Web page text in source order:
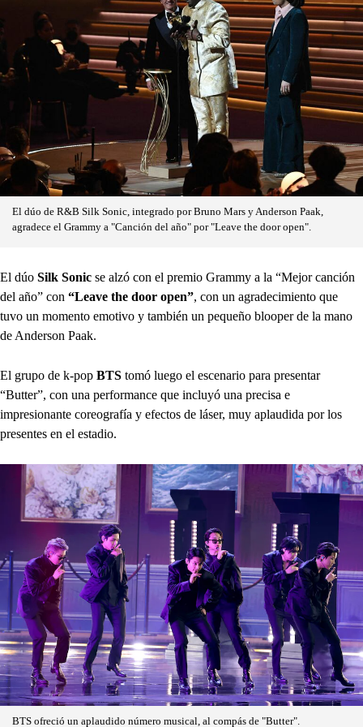
El dúo de R&B Silk Sonic, integrado por Bruno Mars y Anderson Paak,
agradece el Grammy a "Canción del año" por "Leave the door open".
El dúo Silk Sonic se alzó con el premio Grammy a la “Mejor canción
del año” con “Leave the door open”, con un agradecimiento que
tuvo un momento emotivo y también un pequeño blooper de la mano
de Anderson Paak.
El grupo de k-pop BTS tomó luego el escenario para presentar
“Butter”, con una performance que incluyó una precisa e
impresionante coreografía y efectos de láser, muy aplaudida por los
presentes en el estadio.
BTS ofreció un aplaudido número musical, al compás de "Butter".